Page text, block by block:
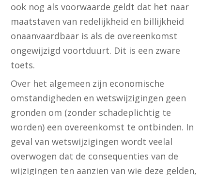
ook nog als voorwaarde geldt dat het naar
maatstaven van redelijkheid en billijkheid
onaanvaardbaar is als de overeenkomst
ongewijzigd voortduurt. Dit is een zware
toets.
Over het algemeen zijn economische
omstandigheden en wetswijzigingen geen
gronden om (zonder schadeplichtig te
worden) een overeenkomst te ontbinden. In
geval van wetswijzigingen wordt veelal
overwogen dat de consequenties van de
wijzigingen ten aanzien van wie deze gelden,